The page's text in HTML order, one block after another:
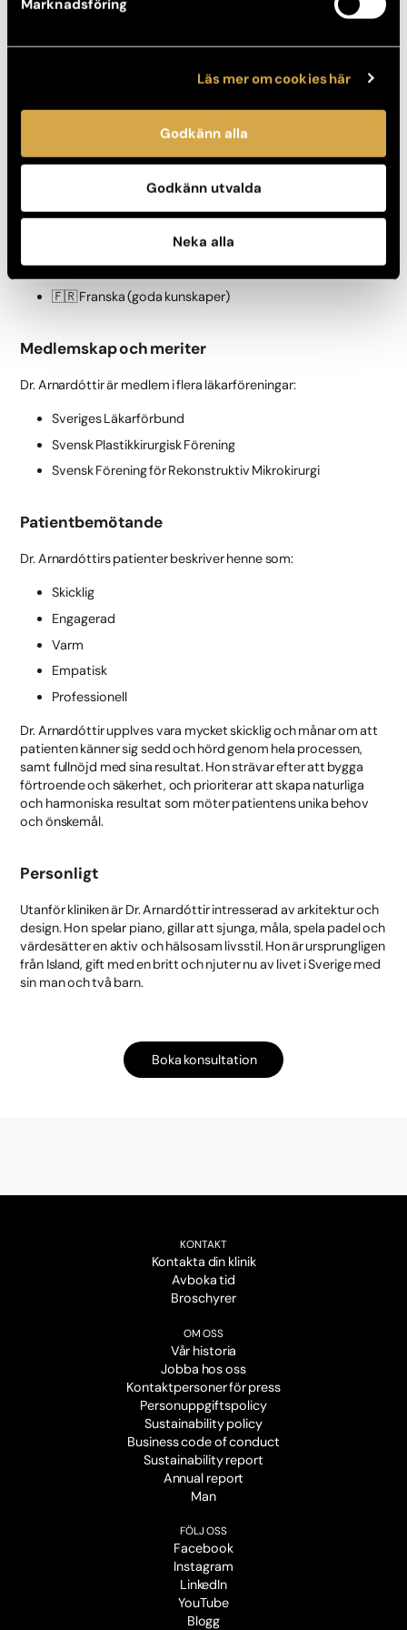
Marknadsföring
Läs mer om cookies här
Godkänn alla
Godkänn utvalda
Neka alla
stark bakgrund inom all form av bröstkirurgi och kroppskirurgi,
implantat. Hon deltar aktivt i både nationella och
internationella plastikkirurgiska konferenser och möten.
Dr. Arnardóttir talar flytande:
🇬🇧 Engelska
🇮🇸 Isländska (modersmål)
🇩🇰 Danska (goda kunskaper)
🇫🇷 Franska (goda kunskaper)
Medlemskap och meriter
Dr. Arnardóttir är medlem i flera läkarföreningar:
Sveriges Läkarförbund
Svensk Plastikkirurgisk Förening
Svensk Förening för Rekonstruktiv Mikrokirurgi
Patientbemötande
Dr. Arnardóttirs patienter beskriver henne som:
Skicklig
Engagerad
Varm
Empatisk
Professionell
Dr. Arnardóttir upplves vara mycket skicklig och månar om att
patienten känner sig sedd och hörd genom hela processen,
samt fullnöjd med sina resultat. Hon strävar efter att bygga
förtroende och säkerhet, och prioriterar att skapa naturliga
och harmoniska resultat som möter patientens unika behov
och önskemål.
Personligt
Utanför kliniken är Dr. Arnardóttir intresserad av arkitektur och
design. Hon spelar piano, gillar att sjunga, måla, spela padel och
värdesätter en aktiv och hälsosam livsstil. Hon är ursprungligen
från Island, gift med en britt och njuter nu av livet i Sverige med
sin man och två barn.
Boka konsultation
KONTAKT
Kontakta din klinik
Avboka tid
Broschyrer
OM OSS
Vår historia
Jobba hos oss
Kontaktpersoner för press
Personuppgiftspolicy
Sustainability policy
Business code of conduct
Sustainability report
Annual report
Man
FÖLJ OSS
Facebook
Instagram
LinkedIn
YouTube
Blogg